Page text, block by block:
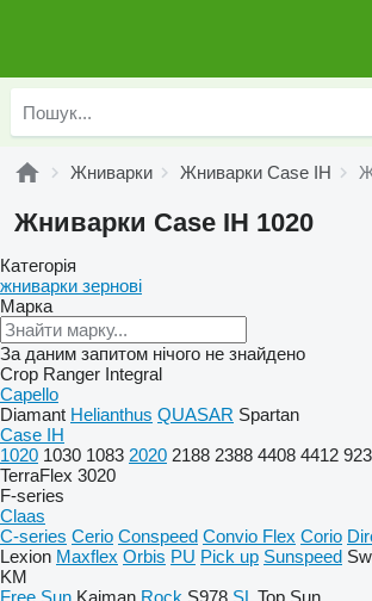
Жниварки Жниварки Case IH
Жниварки Case IH 1020
Категорія
жниварки зернові
Марка
За даним запитом нічого не знайдено
Crop Ranger Integral
Capello
Diamant Helianthus QUASAR Spartan
Case IH
1020 1030 1083 2020 2188 2388 4408 4412
TerraFlex 3020
F-series
Claas
C-series Cerio Conspeed Convio Flex Corio
Lexion Maxflex Orbis PU Pick up Sunspeed
KM
Free Sun Kaiman Rock S978 SL Top Sun